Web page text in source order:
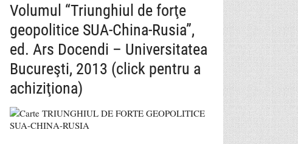
Volumul “Triunghiul de forţe
geopolitice SUA-China-Rusia”,
ed. Ars Docendi – Universitatea
Bucureşti, 2013 (click pentru a
achiziţiona)